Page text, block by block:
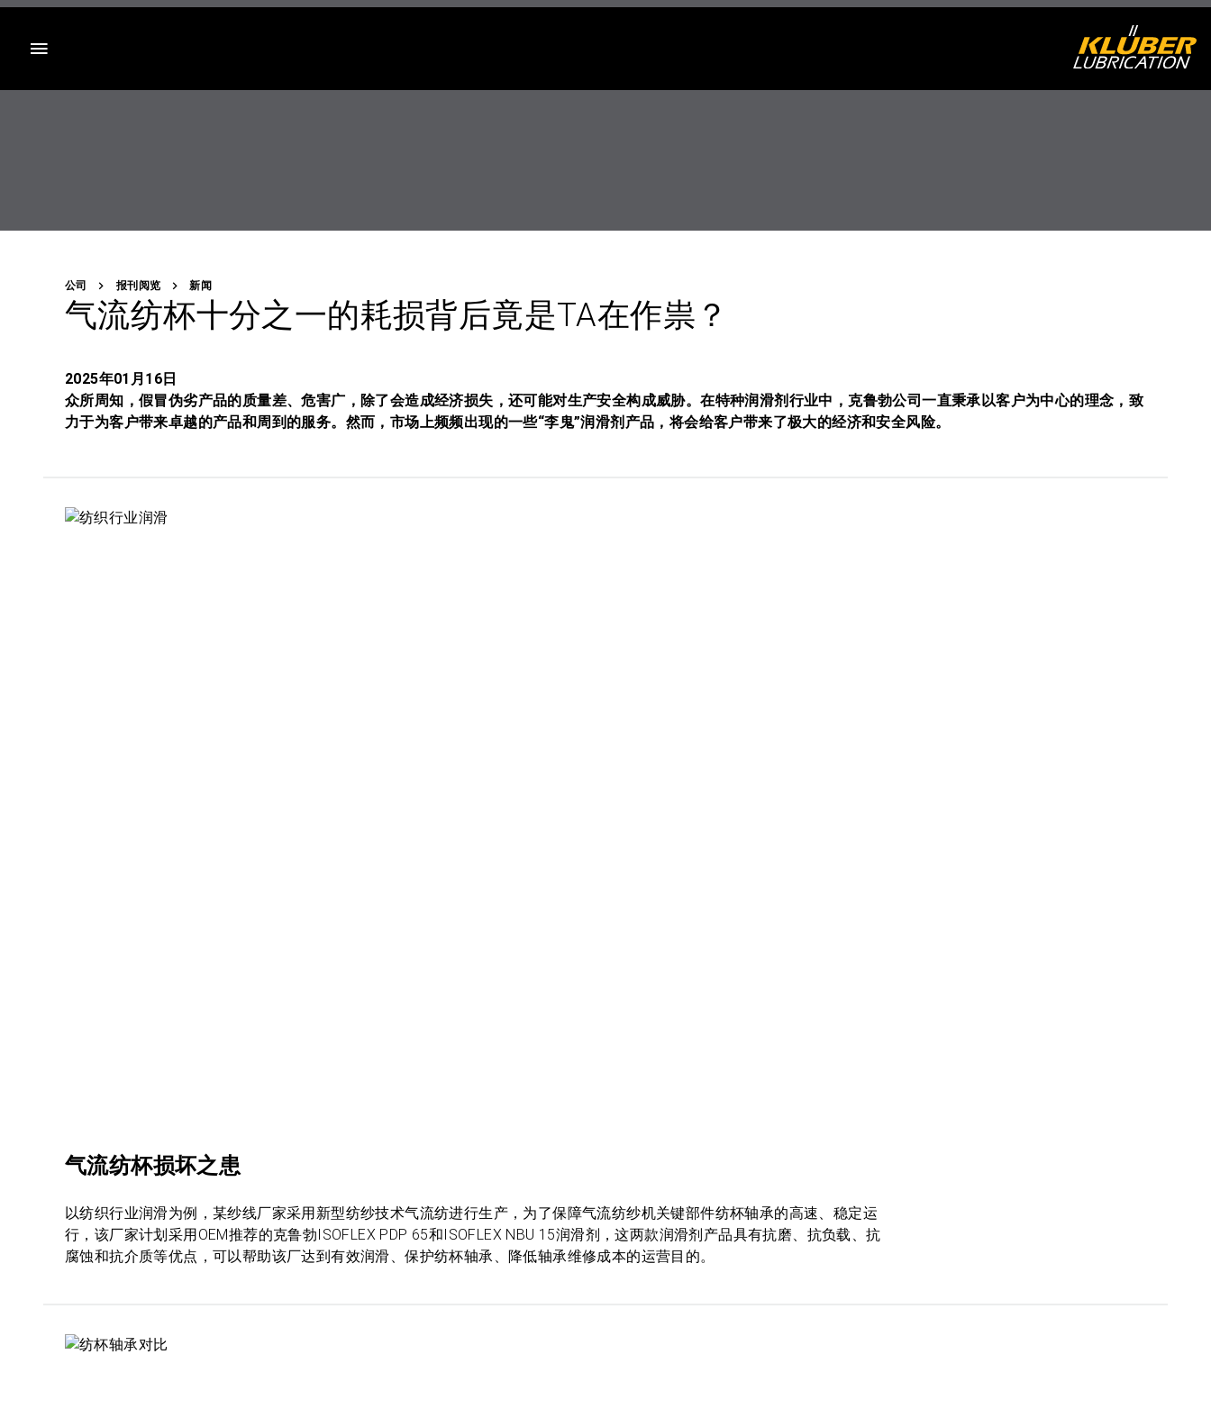
公司 报刊阅览 新闻
气流纺杯十分之一的耗损背后竟是TA在作祟？
2025年01月16日
众所周知，假冒伪劣产品的质量差、危害广，除了会造成经济损失，还可能对生产安全构成威胁。在特种润滑剂行业中，克鲁勃公司一直秉承以客户为中心的理念，致
力于为客户带来卓越的产品和周到的服务。然而，市场上频频出现的一些“李鬼”润滑剂产品，将会给客户带来了极大的经济和安全风险。
气流纺杯损坏之患
以纺织行业润滑为例，某纱线厂家采用新型纺纱技术气流纺进行生产，为了保障气流纺纱机关键部件纺杯轴承的高速、稳定运
行，该厂家计划采用OEM推荐的克鲁勃ISOFLEX PDP 65和ISOFLEX NBU 15润滑剂，这两款润滑剂产品具有抗磨、抗负载、抗
腐蚀和抗介质等优点，可以帮助该厂达到有效润滑、保护纺杯轴承、降低轴承维修成本的运营目的。